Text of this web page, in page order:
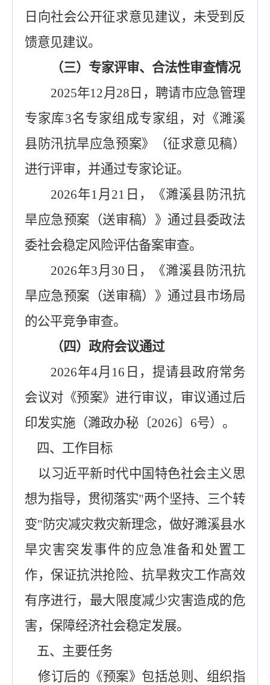
日向社会公开征求意见建议， 未受到 反
馈意见建议。
（三）专家评审、合法性审查情况
2025年12月 28 日，聘请市应急管理
专家库3名专家组成专家组，对《濉溪
县防汛抗旱应急预案》（征求意见稿）
进行评审，并通过专家论证。
2026年1月 21 日，《濉溪县防汛抗
旱应急预案（送审稿）》通过县委政法
委社会稳定风险评估备案审查。
2026年3月 30 日，《濉溪县防汛抗
旱应急预案（送审稿）》通过县市场局
的公平竞争审查。
（四）政府会议通过
2026年4月 16 日，提请县政府常务
会议对《预案》进行审议，审议通过后
印发实施（濉政办秘 〔2026〕 6号）。
四、工作目标
以习近平新时代中国特色社会主义思
想为指导，贯彻落实"两个坚持、三个转
变"防灾减灾救灾新理念，做好濉溪县水
旱灾害突发事件的应急准备和处置工
作，保证抗洪抢险、抗旱救灾工作高效
有序进行，最大限度减少灾害造成的危
害，保障经济社会稳定发展。
五、主要任务
修订后的《预案》包括总则、组织指